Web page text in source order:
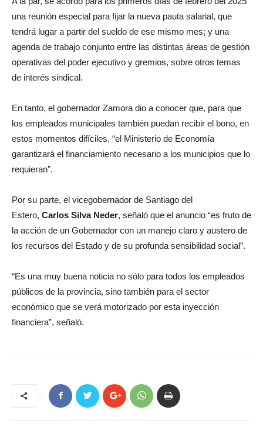
una reunión especial para fijar la nueva pauta salarial, que
tendrá lugar a partir del sueldo de ese mismo mes; y una
agenda de trabajo conjunto entre las distintas áreas de gestión
operativas del poder ejecutivo y gremios, sobre otros temas
de interés sindical.
En tanto, el gobernador Zamora dio a conocer que, para que
los empleados municipales también puedan recibir el bono, en
estos momentos difíciles, “el Ministerio de Economía
garantizará el financiamiento necesario a los municipios que lo
requieran”.
Por su parte, el vicegobernador de Santiago del
Estero, Carlos Silva Neder, señaló que el anuncio “es fruto de
la acción de un Gobernador con un manejo claro y austero de
los recursos del Estado y de su profunda sensibilidad social”.
“Es una muy buena noticia no sólo para todos los empleados
públicos de la provincia, sino también para el sector
económico que se verá motorizado por esta inyección
financiera”, señaló.